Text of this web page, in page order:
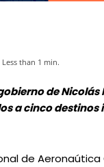
Less than 1 min.
de Nicolás
a cinco destinos
de Aeronaútica